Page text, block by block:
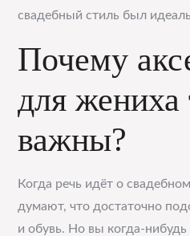
свадебный стиль был
Почему
для жениха
важны?
Когда речь идёт о
думают, что достаточно
и обувь. Но вы когда-